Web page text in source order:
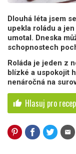
Dlouhá léta jsem
upekla roládu a
umotal. Dneska
schopnostech
Roláda je jeden z
blízké a uspokojit
nenáročná na
thumb_up Hlasuj pro
mail